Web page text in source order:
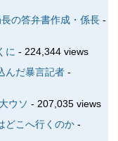
の答弁書作成・係長-
に - 224,344 views
んだ暴言記者-
ウソ - 207,035 views
どこへ行くのか-